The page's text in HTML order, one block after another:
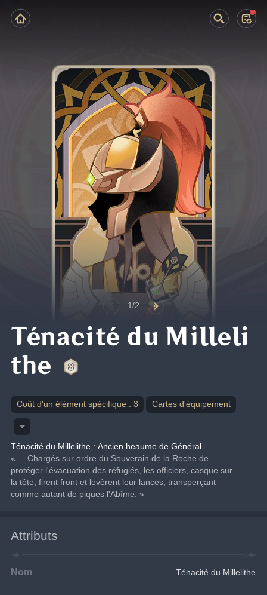
1/2
Ténacité du Milleli
the
Coût d'un élément spécifique : 3 Cartes d'équipement
Ténacité du Millelithe : Ancien heaume de Général
« ... Chargés sur ordre du Souverain de la Roche de
protéger l'évacuation des réfugiés, les officiers, casque sur
la tête, firent front et levèrent leur lances, transperçant
comme autant de piques l'Abîme. »
Attributs
Nom Ténacité du Millelithe